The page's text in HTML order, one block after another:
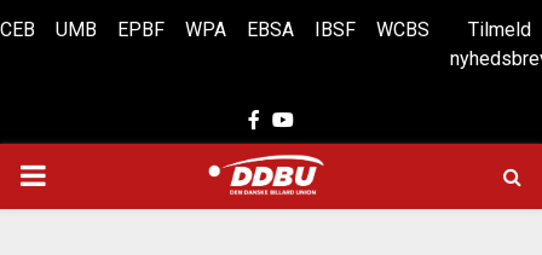
CEB UMB EPBF WPA EBSA IBSF WCBS
Tilmeld
Facebook
Youtube
PRIMARY